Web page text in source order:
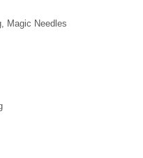
Magic Needles